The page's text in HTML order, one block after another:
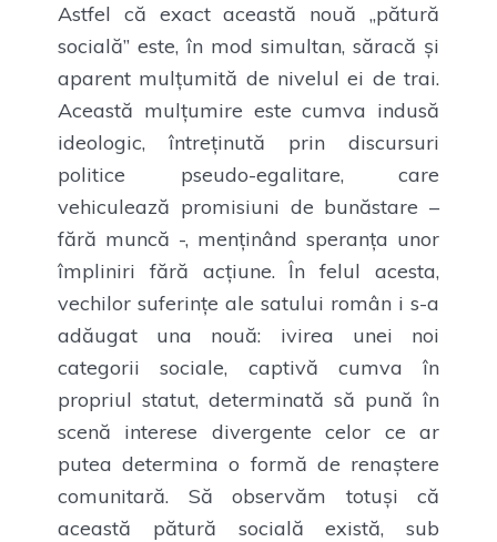
Astfel că exact această nouă „pătură
socială” este, în mod simultan, săracă și
aparent mulțumită de nivelul ei de trai.
Această mulțumire este cumva indusă
ideologic, întreținută prin discursuri
politice pseudo-egalitare, care
vehiculează promisiuni de bunăstare –
fără muncă -, menținând speranța unor
împliniri fără acțiune. În felul acesta,
vechilor suferințe ale satului român i s-a
adăugat una nouă: ivirea unei noi
categorii sociale, captivă cumva în
propriul statut, determinată să pună în
scenă interese divergente celor ce ar
putea determina o formă de renaștere
comunitară. Să observăm totuși că
această pătură socială există, sub